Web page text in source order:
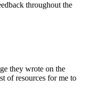
throughout the
they wrote on the
of resources for me to